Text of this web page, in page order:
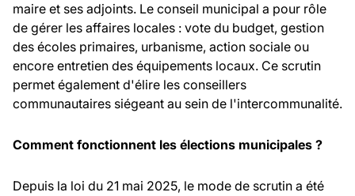
maire et ses adjoints. Le conseil municipal a pour rôle
de gérer les affaires locales : vote du budget, gestion
des écoles primaires, urbanisme, action sociale ou
encore entretien des équipements locaux. Ce scrutin
permet également d'élire les conseillers
communautaires siégeant au sein de l'intercommunalité.
Comment fonctionnent les élections municipales ?
Depuis la loi du 21 mai 2025, le mode de scrutin a été